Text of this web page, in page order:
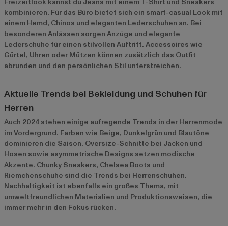
kombinieren. Für das Büro bietet sich ein smart-casual Look mit
einem Hemd, Chinos und eleganten Lederschuhen an. Bei
besonderen Anlässen sorgen Anzüge und elegante
Lederschuhe für einen stilvollen Auftritt. Accessoires wie
Gürtel, Uhren oder Mützen können zusätzlich das Outfit
abrunden und den persönlichen Stil unterstreichen.
Aktuelle Trends bei Bekleidung und Schuhen für
Herren
Auch 2024 stehen einige aufregende Trends in der Herrenmode
im Vordergrund. Farben wie Beige, Dunkelgrün und Blautöne
dominieren die Saison. Oversize-Schnitte bei Jacken und
Hosen sowie asymmetrische Designs setzen modische
Akzente. Chunky Sneakers, Chelsea Boots und
Riemchenschuhe sind die Trends bei Herrenschuhen.
Nachhaltigkeit ist ebenfalls ein großes Thema, mit
umweltfreundlichen Materialien und Produktionsweisen, die
immer mehr in den Fokus rücken.